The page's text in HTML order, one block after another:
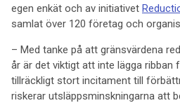
egen enkät och av initiativet
samlat över 120 företag och
– Med tanke på att gränsvärdena
år är det viktigt att inte lägga ribban
tillräckligt stort incitament till
riskerar utsläppsminskningarna att